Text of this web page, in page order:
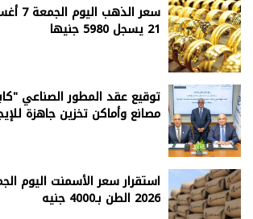
21 يسجل 5980 جنيها
توقيع عقد المطور الصناعي
مصانع وأماكن تخزين جاهزة
2026 الطن بـ4000 جنيه